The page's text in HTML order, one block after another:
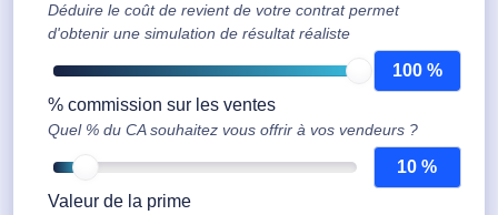
Déduire le coût de revient de votre contrat permet
d'obtenir une simulation de résultat réaliste
% commission sur les ventes
Quel % du CA souhaitez vous offrir à vos vendeurs ?
Valeur de la prime